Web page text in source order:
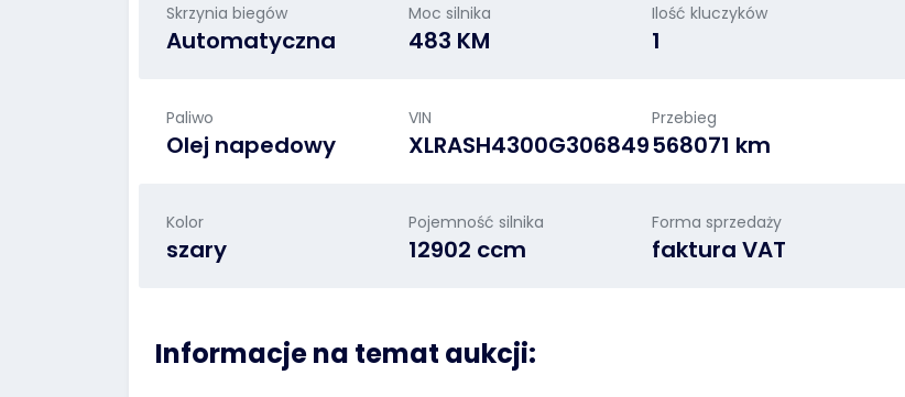
Skrzynia biegów
Automatyczna
Moc silnika
483 KM
Ilość kluczyków
1
Paliwo
Olej napedowy
VIN
XLRASH4300G306849
Przebieg
568071 km
Kolor
szary
Pojemność silnika
12902 ccm
Forma sprzedaży
faktura VAT
Informacje na temat aukcji: